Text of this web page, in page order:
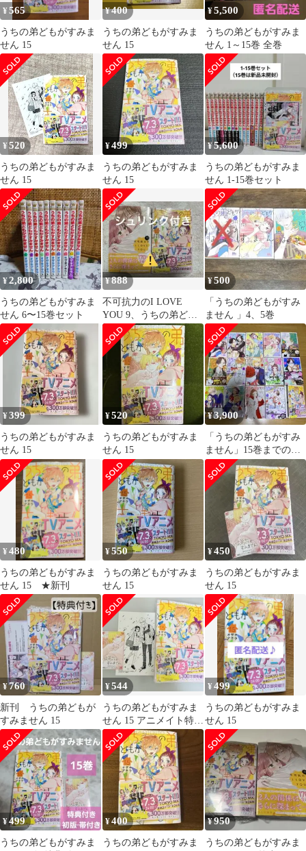
¥565
うちの弟どもがすみま
せん 15
¥400
うちの弟どもがすみま
せん 15
¥5,500
うちの弟どもがすみま
せん 1～15巻 全巻
¥520
うちの弟どもがすみま
せん 15
¥499
うちの弟どもがすみま
せん 15
¥5,600
うちの弟どもがすみま
せん 1-15巻セット
¥2,800
うちの弟どもがすみま
せん 6〜15巻セット
¥888
不可抗力のI LOVE
YOU 9、うちの弟ども
がすみません 15
¥500
「うちの弟どもがすみ
ません 」4、5巻
¥399
うちの弟どもがすみま
せん 15
¥520
うちの弟どもがすみま
せん 15
¥3,900
「うちの弟どもがすみ
ません」15巻までの全
巻セット
¥480
うちの弟どもがすみま
せん 15 ★新刊
¥550
うちの弟どもがすみま
せん 15
¥450
うちの弟どもがすみま
せん 15
¥760
新刊 うちの弟どもが
すみません 15
¥544
うちの弟どもがすみま
せん 15 アニメイト特
典 ポストカード ボ
イスカード
¥499
うちの弟どもがすみま
せん 15
¥499
うちの弟どもがすみま
¥400
うちの弟どもがすみま
¥950
うちの弟どもがすみま